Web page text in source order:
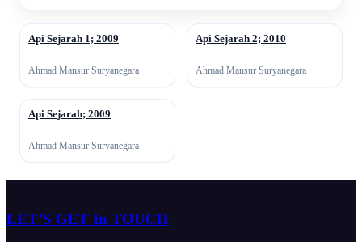
Api Sejarah 1; 2009
Ahmad Mansur Suryanegara
Api Sejarah 2; 2010
Ahmad Mansur Suryanegara
Api Sejarah; 2009
Ahmad Mansur Suryanegara
LET’S GET In TOUCH